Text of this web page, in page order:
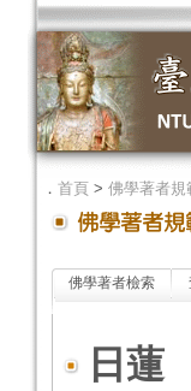
． 首頁> 佛學著者規
佛學著者檢索
日蓮